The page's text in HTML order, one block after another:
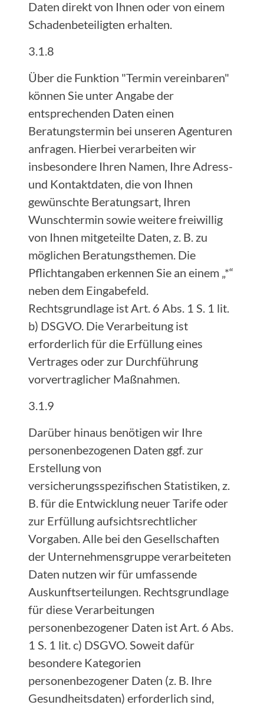
Daten direkt von Ihnen oder von einem
Schadenbeteiligten erhalten.
3.1.8
Über die Funktion "Termin vereinbaren"
können Sie unter Angabe der
entsprechenden Daten einen
Beratungstermin bei unseren Agenturen
anfragen. Hierbei verarbeiten wir
insbesondere Ihren Namen, Ihre Adress-
und Kontaktdaten, die von Ihnen
gewünschte Beratungsart, Ihren
Wunschtermin sowie weitere freiwillig
von Ihnen mitgeteilte Daten, z. B. zu
möglichen Beratungsthemen. Die
Pflichtangaben erkennen Sie an einem „*“
neben dem Eingabefeld.
Rechtsgrundlage ist Art. 6 Abs. 1 S. 1 lit.
b) DSGVO. Die Verarbeitung ist
erforderlich für die Erfüllung eines
Vertrages oder zur Durchführung
vorvertraglicher Maßnahmen.
3.1.9
Darüber hinaus benötigen wir Ihre
personenbezogenen Daten ggf. zur
Erstellung von
versicherungsspezifischen Statistiken, z.
B. für die Entwicklung neuer Tarife oder
zur Erfüllung aufsichtsrechtlicher
Vorgaben. Alle bei den Gesellschaften
der Unternehmensgruppe verarbeiteten
Daten nutzen wir für umfassende
Auskunftserteilungen. Rechtsgrundlage
für diese Verarbeitungen
personenbezogener Daten ist Art. 6 Abs.
1 S. 1 lit. c) DSGVO. Soweit dafür
besondere Kategorien
personenbezogener Daten (z. B. Ihre
Gesundheitsdaten) erforderlich sind,